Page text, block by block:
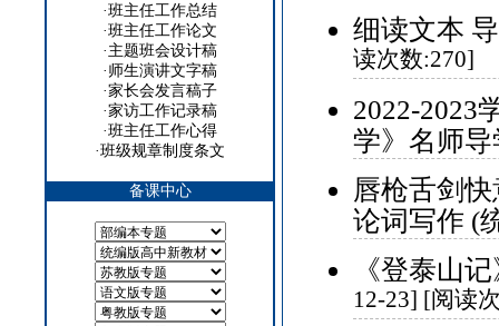
·班主任工作总结
·班主任工作论文
· 主题班会设计稿
· 师生演讲文字稿
·家长会发言稿子
·家访工作记录稿
·班主任工作心得
·班级规章制度条文
备课中心
细读文本
读次数:270]
2022-2023
学》名师
唇枪舌剑
论词写作 (
《登泰山
12-23] [阅读